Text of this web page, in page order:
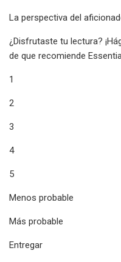
La perspectiva del
¿Disfrutaste tu lectura?
de que recomiende
1
2
3
4
5
Menos probable
Más probable
Entregar